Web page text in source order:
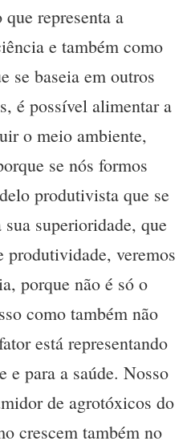
representa a
e também como
se baseia em outros
é possível alimentar a
o meio ambiente,
se nós formos
produtivista que se
superioridade, que
produtividade, veremos
porque não é só o
como também não
está representando
e para a saúde. Nosso
de agrotóxicos do
crescem também no